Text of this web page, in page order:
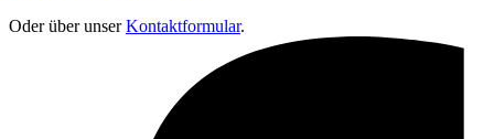
Oder über unserKontaktformular.